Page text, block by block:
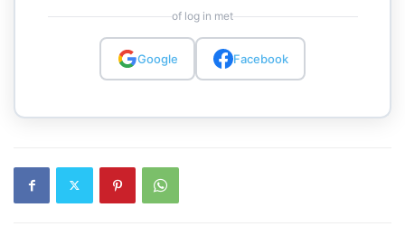
of log in met
Google Facebook